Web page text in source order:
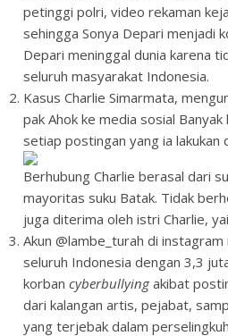
petinggi polri, video rekaman
sehingga Sonya Depari menjadi
Depari meninggal dunia karena
seluruh masyarakat Indonesia.
Kasus Charlie Simarmata,
pak Ahok ke media sosial
setiap postingan yang ia lakukan
Berhubung Charlie berasal dari
mayoritas suku Batak. Tidak
juga diterima oleh istri Charlie,
Akun @lambe_turah di
seluruh Indonesia dengan 3,3
korban cyberbullyingakibat
dari kalangan artis, pejabat,
yang terjebak dalam